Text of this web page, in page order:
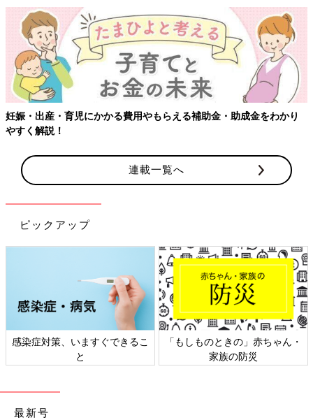
妊娠・出産・育児にかかる費用やもらえる補助金・助成金をわかり
やすく解説！
連載一覧へ
ピックアップ
感染症対策、いますぐできるこ
と
「もしものときの」赤ちゃん・
家族の防災
最新号